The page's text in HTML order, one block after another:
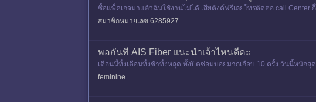
ซื้อแพ็คเกจมาแล้วฉันใช้งานไม่ได้ เสียตังค์ฟรีเลยโทรติดต่อ call Center
สมาชิกหมายเลข 6285927
พอกันที AIS Fiber เเนะนำเจ้าไหนดีคะ
เดือนนี้ทั้งเดือนทั้งช้าทั้งหลุด ทั้งปิดซ่อมบ่อยมากเกือบ 10 ครั้ง วันนี้หนักสุ
feminine